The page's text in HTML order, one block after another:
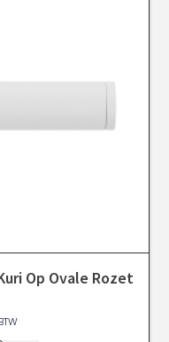
Op Ovale Rozet